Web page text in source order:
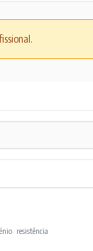
resistência